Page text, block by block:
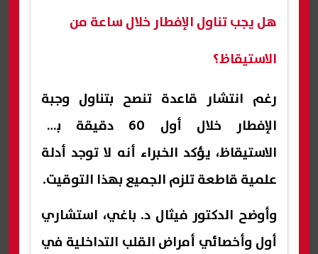
هل يجب تناول الإفطار خلال ساعة من
الاستيقاظ؟
رغم انتشار قاعدة تنصح بتناول وجبة
الإفطار خلال أول 60 دقيقة بعد
الاستيقاظ، يؤكد الخبراء أنه لا توجد أدلة
علمية قاطعة تلزم الجميع بهذا التوقيت.
وأوضح الدكتور فيثال د. باغي، استشاري
أول وأخصائي أمراض القلب التداخلية في